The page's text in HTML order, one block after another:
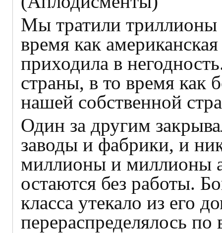
Мы тратили триллионы
время как
приходила в
страны, в то время как
нашей собственной
Один за другим
заводы и фабрики, и
миллионы и миллионы
остаются без работы.
класса утекало из его
перераспределялось по